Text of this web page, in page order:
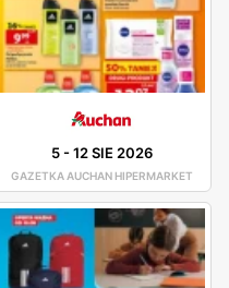
5-12 SIE 2026
GAZETKA AUCHAN HIPERMARKET